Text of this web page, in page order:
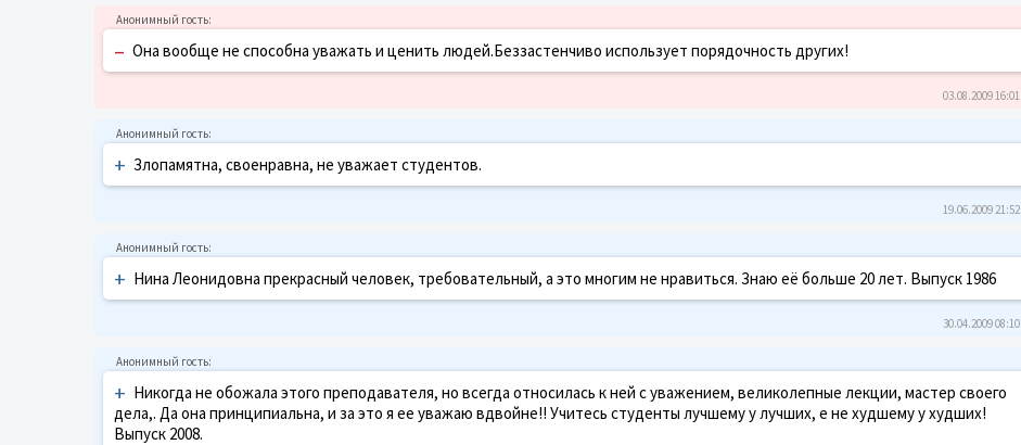
– Она вообще не способна уважать и ценить людей.Беззастенчиво использует порядочность других!
03.08.2009 16:01
+ Злопамятна, своенравна, не уважает студентов.
19.06.2009 21:52
+ Нина Леонидовна прекрасный человек, требовательный, а это многим не нравиться. Знаю её больше 20 лет. Выпуск 1986
30.04.2009 08:10
+ Никогда не обожала этого преподавателя, но всегда относилась к ней с уважением, великолепные лекции, мастер своего
дела,. Да она принципиальна, и за это я ее уважаю вдвойне!! Учитесь студенты лучшему у лучших, е не худшему у худших!
Выпуск 2008.